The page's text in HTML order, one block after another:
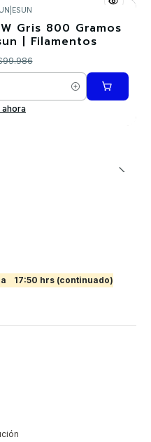
ESUN
Gris 800 Gramos
| Filamentos
17:50 hrs (continuado)